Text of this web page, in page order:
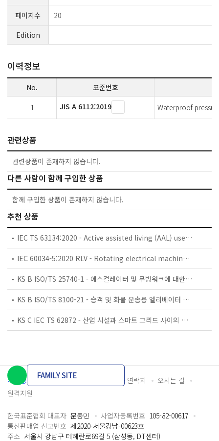
페이지수
20
Edition
이력정보
No. 표준번호
1 JIS A 6112:2019 Waterproof
관련상품
관련상품이 존재하지 않습니다.
다른 사람이 함께 구입한 상품
함께 구입한 상품이 존재하지 않습니다.
추천 상품
IEC TS 63134:2020 - Active assisted living (AAL) use cases
IEC 60034-5:2020 RLV - Rotating electrical machines - Part 5: Degrees of protection provided by the integral design of rotating electrical machines (IP code) - Classification
KS B ISO/TS 25740-1 - 에스컬레이터 및 무빙워크에 대한 안전요건 — 제1부: 세계공통 필수 안전요건(GESRs)
KS B ISO/TS 8100-21 - 승객 및 화물 운송용 엘리베이터 —제21부: 세계공통 필수안전요건(GESRs)을 충족하는 세계공통 안전 파라미터(GSPs)
KS C IEC TS 62872 - 산업 시설과 스마트 그리드 사이의 산업 공정 측정, 제어 및 자동화 시스템 인터페이스
개인정보처리방침 이용약관 담당자 연락처
오시는 길
원격지원
FAMILY SITE
한국표준협회 대표자 문동민 사업자등록번호 105-82-00617
통신판매업 신고번호 제2020-서울강남-00623호
주소 서울시 강남구 테헤란로69길 5 (삼성동, DT센터)